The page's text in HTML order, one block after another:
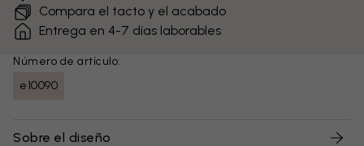
Compara el tacto y el acabado
Entrega en 4-7 días laborables
Número de artículo:
e10090
Sobre el diseño